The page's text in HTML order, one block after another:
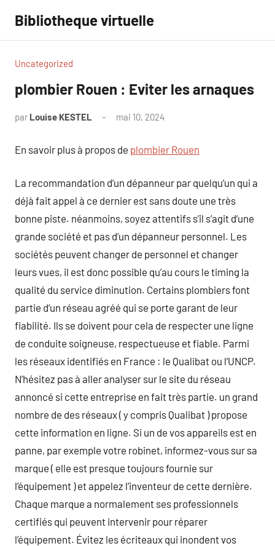
contenu
Bibliotheque virtuelle
Uncategorized
plombier Rouen : Eviter les arnaques
par Louise KESTEL mai 10, 2024
En savoir plus à propos de plombier Rouen
La recommandation d’un dépanneur par quelqu’un qui a
déjà fait appel à ce dernier est sans doute une très
bonne piste. néanmoins, soyez attentifs s’il s’agit d’une
grande société et pas d’un dépanneur personnel. Les
sociétés peuvent changer de personnel et changer
leurs vues, il est donc possible qu’au cours le timing la
qualité du service diminution. Certains plombiers font
partie d’un réseau agréé qui se porte garant de leur
fiabilité. Ils se doivent pour cela de respecter une ligne
de conduite soigneuse, respectueuse et fiable. Parmi
les réseaux identifiés en France : le Qualibat ou l’UNCP.
N’hésitez pas à aller analyser sur le site du réseau
annoncé si cette entreprise en fait très partie. un grand
nombre de des réseaux ( y compris Qualibat ) propose
cette information en ligne. Si un de vos appareils est en
panne, par exemple votre robinet, informez-vous sur sa
marque ( elle est presque toujours fournie sur
l’équipement ) et appelez l’inventeur de cette dernière.
Chaque marque a normalement ses professionnels
certifiés qui peuvent intervenir pour réparer
l’équipement. Évitez les écriteaux qui inondent vos